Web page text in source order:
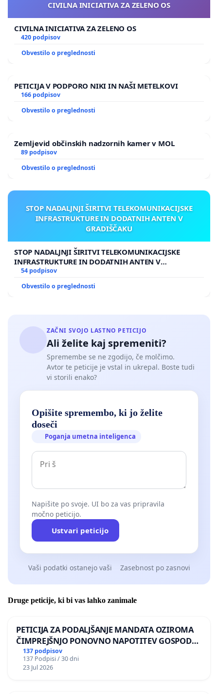
CIVILNA INICIATIVA ZA ZELENO OS
CIVILNA INICIATIVA ZA ZELENO OS
420 podpisov
Obvestilo o preglednosti
PETICIJA V PODPORO NIKI IN NAŠI METELKOVI
166 podpisov
Obvestilo o preglednosti
Zemljevid občinskih nadzornih kamer v MOL
89 podpisov
Obvestilo o preglednosti
STOP NADALJNJI ŠIRITVI TELEKOMUNIKACIJSKE
INFRASTRUKTURE IN DODATNIH ANTEN V
GRADIŠČAKU
STOP NADALJNJI ŠIRITVI TELEKOMUNIKACIJSKE
INFRASTRUKTURE IN DODATNIH ANTEN V
GRADIŠČAKU
54 podpisov
Obvestilo o preglednosti
ZAČNI SVOJO LASTNO PETICIJO
Ali želite kaj spremeniti?
Spremembe se ne zgodijo, če molčimo.
Avtor te peticije je vstal in ukrepal. Boste tudi
vi storili enako?
Opišite spremembo, ki jo želite
doseči
Poganja umetna inteligenca
Napišite po svoje. UI bo za vas pripravila
močno peticijo.
Ustvari peticijo
Vaši podatki ostanejo vaši Zasebnost po zasnovi
Druge peticije, ki bi vas lahko zanimale
PETICIJA ZA PODALJŠANJE MANDATA OZIROMA
ČIMPREJŠNJO PONOVNO NAPOTITEV GOSPODA
BERNARDA ŠRAJNERJA NA VELEPOSLANIŠTVO
REPUBLIKE SLOVENIJE V MOSKVI
137 podpisov
137 Podpisi / 30 dni
23 Jul 2026